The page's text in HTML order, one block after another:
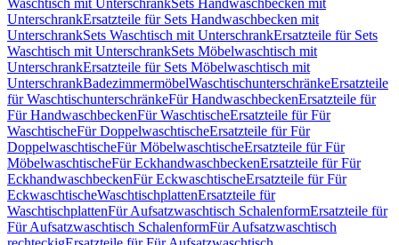
Waschtisch mit UnterschrankSets Handwaschbecken mit
UnterschrankErsatzteile für Sets Handwaschbecken mit
UnterschrankSets Waschtisch mit UnterschrankErsatzteile für Sets
Waschtisch mit UnterschrankSets Möbelwaschtisch mit
UnterschrankErsatzteile für Sets Möbelwaschtisch mit
UnterschrankBadezimmermöbelWaschtischunterschränkeErsatzteile
für WaschtischunterschränkeFür HandwaschbeckenErsatzteile für
Für HandwaschbeckenFür WaschtischeErsatzteile für Für
WaschtischeFür DoppelwaschtischeErsatzteile für Für
DoppelwaschtischeFür MöbelwaschtischeErsatzteile für Für
MöbelwaschtischeFür EckhandwaschbeckenErsatzteile für Für
EckhandwaschbeckenFür EckwaschtischeErsatzteile für Für
EckwaschtischeWaschtischplattenErsatzteile für
WaschtischplattenFür Aufsatzwaschtisch SchalenformErsatzteile für
Für Aufsatzwaschtisch SchalenformFür Aufsatzwaschtisch